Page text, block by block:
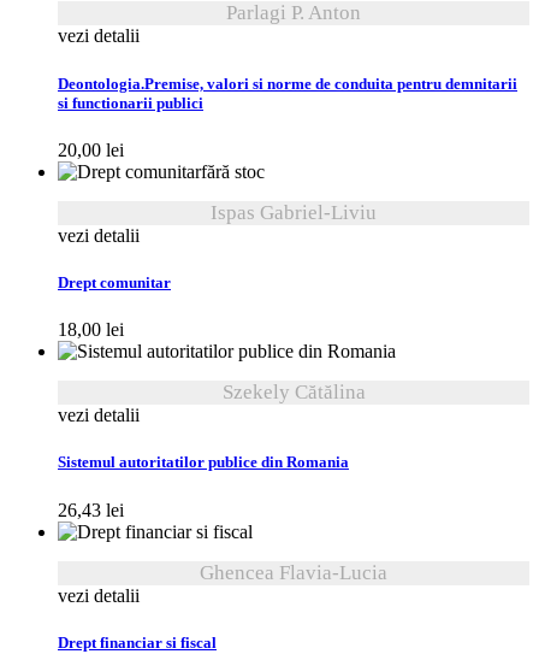
Parlagi P. Anton
vezi detalii
Deontologia.Premise, valori si norme de conduita pentru demnitarii
si functionarii publici
20,00 lei
fără stoc
Ispas Gabriel-Liviu
vezi detalii
Drept comunitar
18,00 lei
Szekely Cătălina
vezi detalii
Sistemul autoritatilor publice din Romania
26,43 lei
Ghencea Flavia-Lucia
vezi detalii
Drept financiar si fiscal